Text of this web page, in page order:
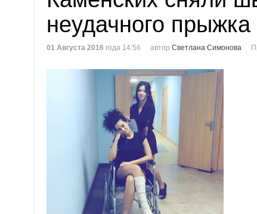
неудачного
01 Августа 2016 года 14:56 автор Светлана Симонова